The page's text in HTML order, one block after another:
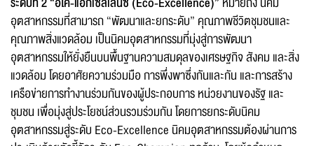
อุตสาหกรรมที่สามารถ “พัฒนาและยกระดับ” คุณภาพชีวิตชุมชนและ
คุณภาพสิ่งแวดล้อม เป็นนิคมอุตสาหกรรมที่มุ่งสู่การพัฒนา
อุตสาหกรรมให้ยั่งยืนบนพื้นฐานความสมดุลของเศรษฐกิจ สังคม และสิ่ง
แวดล้อม โดยอาศัยความร่วมมือ การพึ่งพาซึ่งกันและกัน และการสร้าง
เครือข่ายการทำงานร่วมกันของผู้ประกอบการ หน่วยงานของรัฐ และ
ชุมชน เพื่อมุ่งสู่ประโยชน์ส่วนรวมร่วมกัน โดยการยกระดับนิคม
อุตสาหกรรมสู่ระดับ Eco-Excellence นิคมอุตสาหกรรมต้องผ่านการ